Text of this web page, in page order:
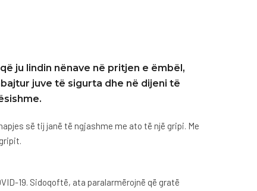
ju lindin nënave në pritjen e ëmbël,
juve të sigurta dhe në dijeni të
së tij janë të ngjashme me ato të një gripi. Me
19. Sidoqoftë, ata paralarmërojnë që gratë